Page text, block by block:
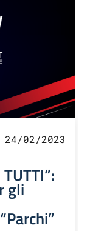
24/02/2023
gli